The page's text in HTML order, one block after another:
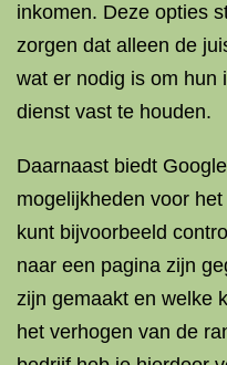
inkomen. Deze opties
zorgen dat alleen de
wat er nodig is om hun
dienst vast te houden.
Daarnaast biedt
mogelijkheden voor
kunt bijvoorbeeld
naar een pagina zijn
zijn gemaakt en welke
het verhogen van de